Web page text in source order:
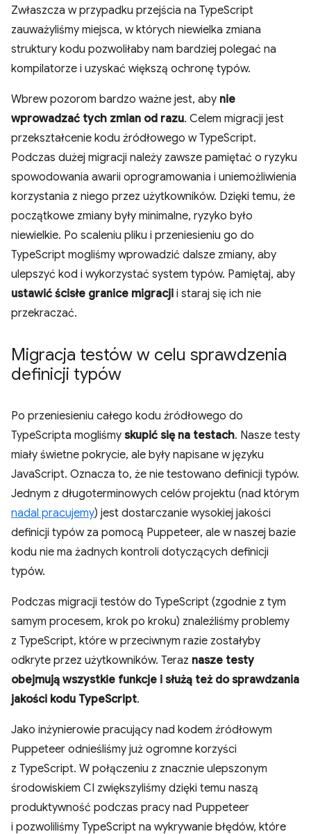
Zwłaszcza w przypadku przejścia na TypeScript
zauważyliśmy miejsca, w których niewielka zmiana
struktury kodu pozwoliłaby nam bardziej polegać na
kompilatorze i uzyskać większą ochronę typów.
Wbrew pozorom bardzo ważne jest, aby nie
wprowadzać tych zmian od razu. Celem migracji jest
przekształcenie kodu źródłowego w TypeScript.
Podczas dużej migracji należy zawsze pamiętać o ryzyku
spowodowania awarii oprogramowania i uniemożliwienia
korzystania z niego przez użytkowników. Dzięki temu, że
początkowe zmiany były minimalne, ryzyko było
niewielkie. Po scaleniu pliku i przeniesieniu go do
TypeScript mogliśmy wprowadzić dalsze zmiany, aby
ulepszyć kod i wykorzystać system typów. Pamiętaj, aby
ustawić ścisłe granice migracji i staraj się ich nie
przekraczać.
Migracja testów w celu sprawdzenia
definicji typów
Po przeniesieniu całego kodu źródłowego do
TypeScripta mogliśmy skupić się na testach. Nasze testy
miały świetne pokrycie, ale były napisane w języku
JavaScript. Oznacza to, że nie testowano definicji typów.
Jednym z długoterminowych celów projektu (nad którym
nadal pracujemy) jest dostarczanie wysokiej jakości
definicji typów za pomocą Puppeteer, ale w naszej bazie
kodu nie ma żadnych kontroli dotyczących definicji
typów.
Podczas migracji testów do TypeScript (zgodnie z tym
samym procesem, krok po kroku) znaleźliśmy problemy
z TypeScript, które w przeciwnym razie zostałyby
odkryte przez użytkowników. Teraz nasze testy
obejmują wszystkie funkcje i służą też do sprawdzania
jakości kodu TypeScript.
Jako inżynierowie pracujący nad kodem źródłowym
Puppeteer odnieśliśmy już ogromne korzyści
z TypeScript. W połączeniu z znacznie ulepszonym
środowiskiem CI zwiększyliśmy dzięki temu naszą
produktywność podczas pracy nad Puppeteer
i pozwoliliśmy TypeScript na wykrywanie błędów, które